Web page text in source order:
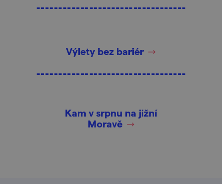
Výlety bez bariér
Kam v srpnu na jižní
Moravě